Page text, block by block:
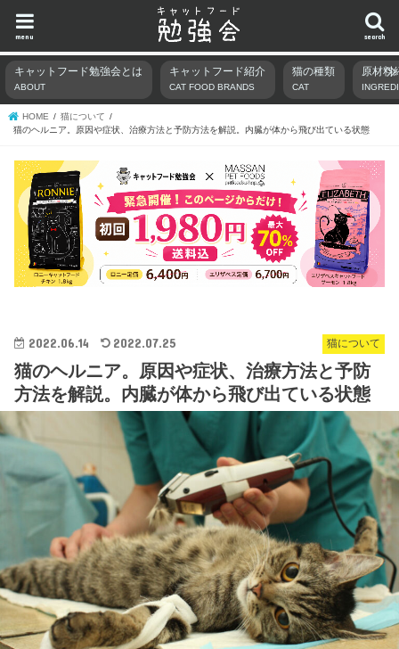
search
menu
キャットフード勉強会とは
ABOUT
キャットフード紹介
CAT FOOD BRANDS
猫の種類
CAT
原材料
HOME
猫について
猫のヘルニア。原因や症状、治療方法と予防方法を解説。内臓が体から飛び出ている状態
猫について
2022.06.14 2022.07.25
猫のヘルニア。原因や症状、治療方法と予防
方法を解説。内臓が体から飛び出ている状態